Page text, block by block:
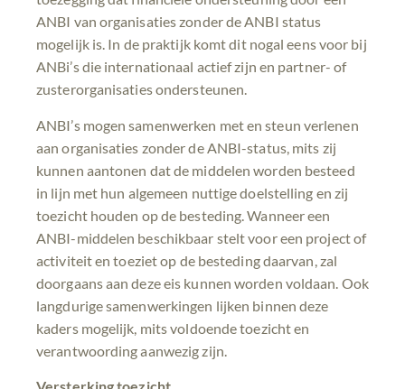
ANBI van organisaties zonder de ANBI status
mogelijk is. In de praktijk komt dit nogal eens voor bij
ANBi’s die internationaal actief zijn en partner- of
zusterorganisaties ondersteunen.
ANBI’s mogen samenwerken met en steun verlenen
aan organisaties zonder de ANBI-status, mits zij
kunnen aantonen dat de middelen worden besteed
in lijn met hun algemeen nuttige doelstelling en zij
toezicht houden op de besteding. Wanneer een
ANBI-middelen beschikbaar stelt voor een project of
activiteit en toeziet op de besteding daarvan, zal
doorgaans aan deze eis kunnen worden voldaan. Ook
langdurige samenwerkingen lijken binnen deze
kaders mogelijk, mits voldoende toezicht en
verantwoording aanwezig zijn.